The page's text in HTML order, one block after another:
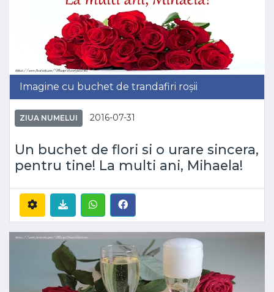
Imagine cu buchet de trandafiri roșii
ZIUA NUMELUI 2016-07-31
Un buchet de flori si o urare sincera,
pentru tine! La multi ani, Mihaela!